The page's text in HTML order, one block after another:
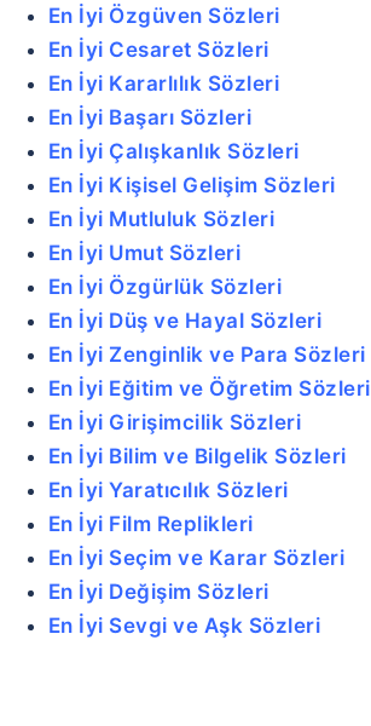
En İyi Özgüven Sözleri
En İyi Cesaret Sözleri
En İyi Kararlılık Sözleri
En İyi Başarı Sözleri
En İyi Çalışkanlık Sözleri
En İyi Kişisel Gelişim Sözleri
En İyi Mutluluk Sözleri
En İyi Umut Sözleri
En İyi Özgürlük Sözleri
En İyi Düş ve Hayal Sözleri
En İyi Zenginlik ve Para Sözleri
En İyi Eğitim ve Öğretim Sözleri
En İyi Girişimcilik Sözleri
En İyi Bilim ve Bilgelik Sözleri
En İyi Yaratıcılık Sözleri
En İyi Film Replikleri
En İyi Seçim ve Karar Sözleri
En İyi Değişim Sözleri
En İyi Sevgi ve Aşk Sözleri